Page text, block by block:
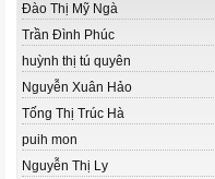
Đào Thị Mỹ Ngà
Trần Đình Phúc
huỳnh thị tú quyên
Nguyễn Xuân Hảo
Tống Thị Trúc Hà
puih mon
Nguyễn Thị Ly